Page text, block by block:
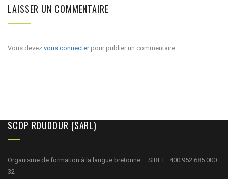
LAISSER UN COMMENTAIRE
Vous devez vous connecterpour publier un commentaire.
SCOP ROUDOUR (SARL)
Organisme de formation à la langue bretonne – SIRET : 400 952 685 000
32